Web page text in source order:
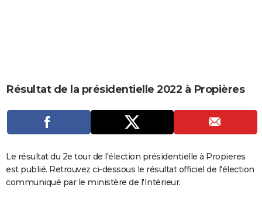
CARTE DE VOEUX
DICTIONNAIRE
Dictionnaire
Biographies
Expressions
Proverbes
PROGRAMME TV
COPAINS D'AVANT
S'inscrire
Se connecter
Lycées
Collèges
Primaires
Universités
Entreprises
Service militaire
Avis de recherche
AVIS DE DÉCÈS
Résultat de la présidentielle 2022 à Propières
Le résultat du 2e tour de l'élection présidentielle à Propieres
est publié. Retrouvez ci-dessous le résultat officiel de l'élection
communiqué par le ministère de l'Intérieur.